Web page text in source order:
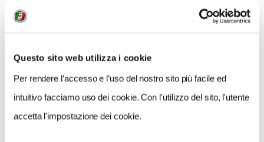
Questo sito web utilizza i cookie
Per rendere l’accesso e l’uso del nostro sito più facile ed
intuitivo facciamo uso dei cookie. Con l'utilizzo del sito, l'utente
accetta l'impostazione dei cookie.
- Puglia
San Severo (Fg)
- Sicilia
CONDIVIDI